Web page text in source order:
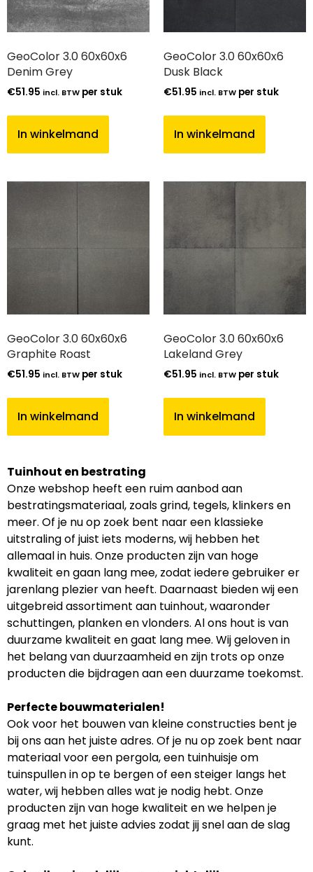
GeoColor 3.0 60x60x6
Denim Grey
€51.95 incl. BTW per stuk
In winkelmand
GeoColor 3.0 60x60x6
Dusk Black
€51.95 incl. BTW per stuk
In winkelmand
GeoColor 3.0 60x60x6
Graphite Roast
€51.95 incl. BTW per stuk
In winkelmand
GeoColor 3.0 60x60x6
Lakeland Grey
€51.95 incl. BTW per stuk
In winkelmand
Tuinhout en bestrating
Onze webshop heeft een ruim aanbod aan
bestratingsmateriaal, zoals grind, tegels, klinkers en
meer. Of je nu op zoek bent naar een klassieke
uitstraling of juist iets moderns, wij hebben het
allemaal in huis. Onze producten zijn van hoge
kwaliteit en gaan lang mee, zodat iedere gebruiker er
jarenlang plezier van heeft. Daarnaast bieden wij een
uitgebreid assortiment aan tuinhout, waaronder
schuttingen, planken en vlonders. Al ons hout is van
duurzame kwaliteit en gaat lang mee. Wij geloven in
het belang van duurzaamheid en zijn trots op onze
producten die bijdragen aan een duurzame toekomst.
Perfecte bouwmaterialen!
Ook voor het bouwen van kleine constructies bent je
bij ons aan het juiste adres. Of je nu op zoek bent naar
materiaal voor een pergola, een tuinhuisje om
tuinspullen in op te bergen of een steiger langs het
water, wij hebben alles wat je nodig hebt. Onze
producten zijn van hoge kwaliteit en we helpen je
graag met het juiste advies zodat jij snel aan de slag
kunt.